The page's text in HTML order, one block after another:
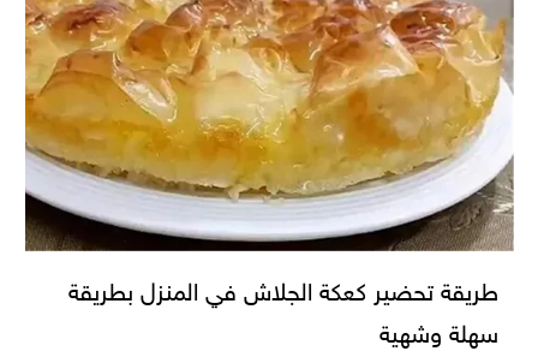
طريقة تحضير كعكة الجلاش في المنزل بطريقة
سهلة وشهية